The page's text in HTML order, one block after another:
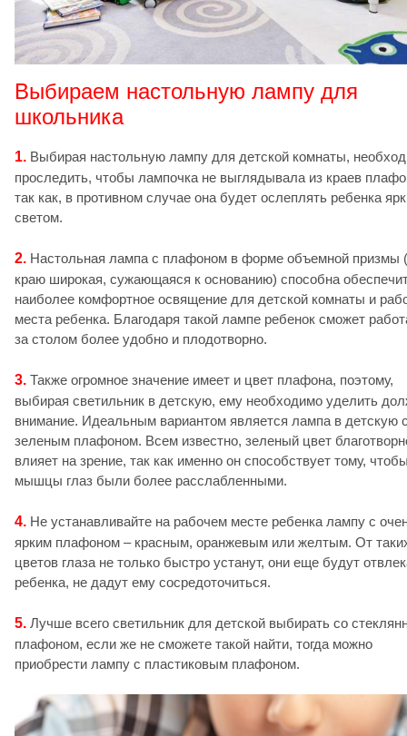
Выбираем настольную лампу для
школьника
1. Выбирая настольную лампу для детской комнаты,
проследить, чтобы лампочка не выглядывала из краев
так как, в противном случае она будет ослеплять ребенка
светом.
2. Настольная лампа с плафоном в форме объемной призмы
краю широкая, сужающаяся к основанию) способна
наиболее комфортное освящение для детской комнаты и
места ребенка. Благодаря такой лампе ребенок сможет
за столом более удобно и плодотворно.
3. Также огромное значение имеет и цвет плафона, поэтому,
выбирая светильник в детскую, ему необходимо уделить
внимание. Идеальным вариантом является лампа в детскую
зеленым плафоном. Всем известно, зеленый цвет
влияет на зрение, так как именно он способствует тому,
мышцы глаз были более расслабленными.
4. Не устанавливайте на рабочем месте ребенка лампу с
ярким плафоном – красным, оранжевым или желтым. От
цветов глаза не только быстро устанут, они еще будут
ребенка, не дадут ему сосредоточиться.
5. Лучше всего светильник для детской выбирать со
плафоном, если же не сможете такой найти, тогда можно
приобрести лампу с пластиковым плафоном.